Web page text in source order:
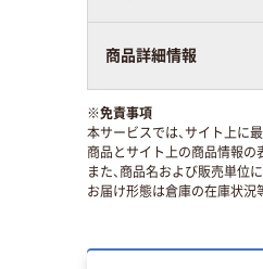
商品詳細情報
※免責事項
本サービスでは、サイト上に
商品とサイト上の商品情報の
また、商品名および販売単位
お届け形態は倉庫の在庫状況